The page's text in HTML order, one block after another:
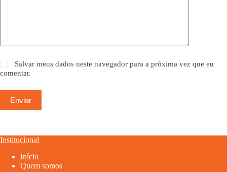
Salvar meus dados neste navegador para a próxima vez que eu
comentar.
Enviar
Institucional
Início
Quem somos